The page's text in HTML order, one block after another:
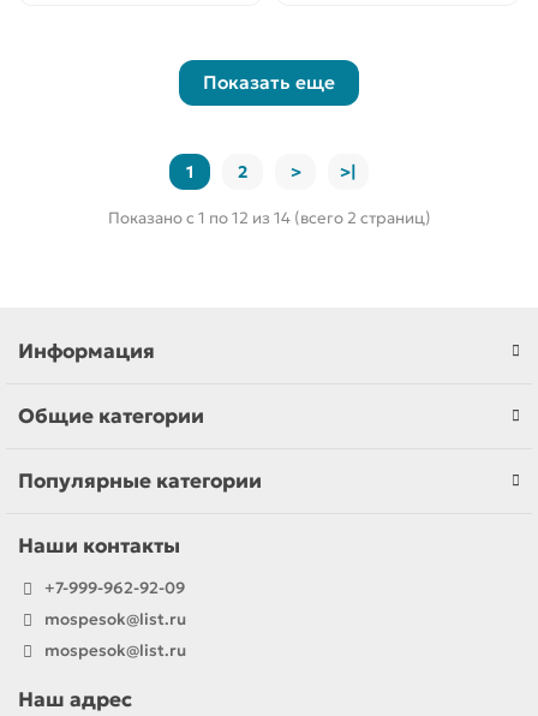
Показать еще
1 2 > >|
Показано с 1 по 12 из 14 (всего 2 страниц)
Информация
Общие категории
Популярные категории
Наши контакты
+7-999-962-92-09
mospesok@list.ru
mospesok@list.ru
Наш адрес